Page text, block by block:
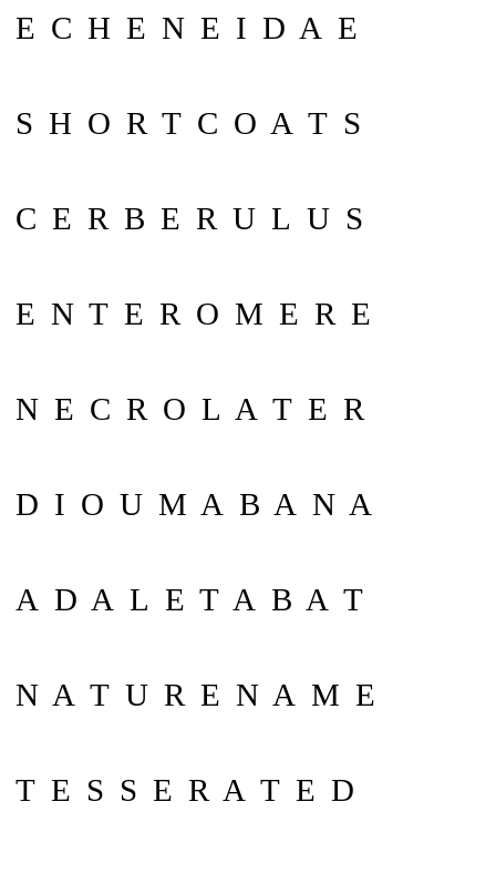
E C H E N E I D A E
S H O R T C O A T S
C E R B E R U L U S
E N T E R O M E R E
N E C R O L A T E R
D I O U M A B A N A
A D A L E T A B A T
N A T U R E N A M E
T E S S E R A T E D